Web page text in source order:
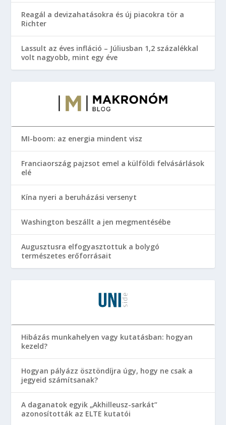
Reagál a devizahatásokra és új piacokra tör a
Richter
Lassult az éves infláció – Júliusban 1,2 százalékkal
volt nagyobb, mint egy éve
MI-boom: az energia mindent visz
Franciaország pajzsot emel a külföldi felvásárlások
elé
Kína nyeri a beruházási versenyt
Washington beszállt a jen megmentésébe
Augusztusra elfogyasztottuk a bolygó
természetes erőforrásait
Hibázás munkahelyen vagy kutatásban: hogyan
kezeld?
Hogyan pályázz ösztöndíjra úgy, hogy ne csak a
jegyeid számítsanak?
A daganatok egyik „Akhilleusz-sarkát”
azonosították az ELTE kutatói